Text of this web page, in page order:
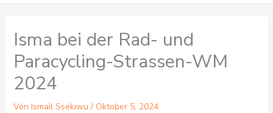
Isma bei der Rad- und
Paracycling-Strassen-WM
2024
Von Ismail Ssekiwu / Oktober 5, 2024